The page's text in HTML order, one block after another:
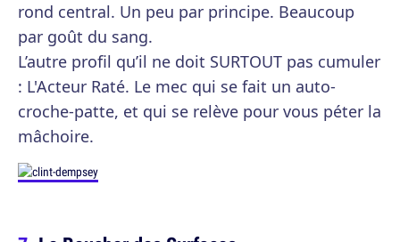
rond central. Un peu par principe. Beaucoup
par goût du sang.
L’autre profil qu’il ne doit SURTOUT pas cumuler
: L'Acteur Raté. Le mec qui se fait un auto-
croche-patte, et qui se relève pour vous péter la
mâchoire.